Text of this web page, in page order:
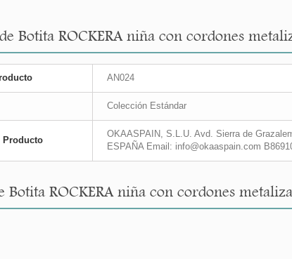
Botita ROCKERA niña con cordones
AN024
Colección Estándar
Producto
OKAASPAIN, S.L.U. Avd. Sierra de
ESPAÑA Email: info@okaaspain.com
Botita ROCKERA niña con cordones